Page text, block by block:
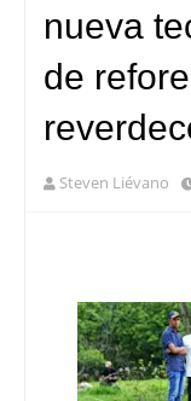
nueva
de
Steven Liévano